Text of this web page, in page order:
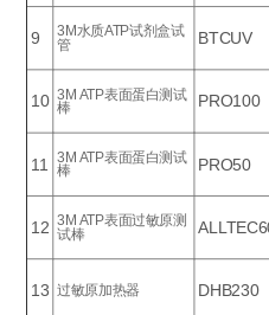
9 3M水质ATP试剂盒试
管 BTCUV
10 3M ATP表面蛋白测试
棒
PRO100
11 3M ATP表面蛋白测试
棒 PRO50
12 3M ATP表面过敏原测
试棒
13 过敏原加热器 DHB230